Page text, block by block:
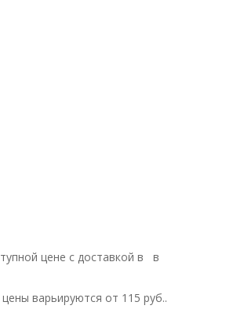
цене с доставкой в в
варьируются от 115 руб..